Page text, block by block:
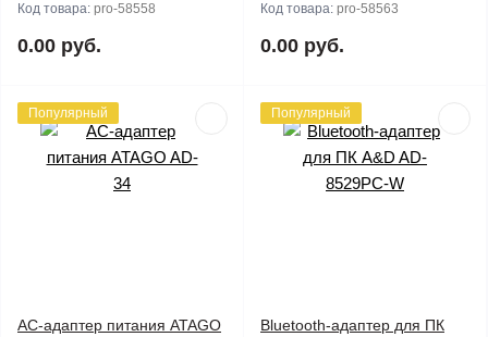
Код товара: pro-58558
0.00 руб.
Код товара: pro-58563
0.00 руб.
Популярный
AC-адаптер питания ATAGO
Популярный
Bluetooth-адаптер для ПК